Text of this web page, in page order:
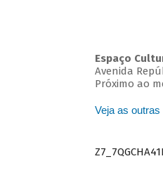
Espaço
Avenida
Próximo ao
Veja as